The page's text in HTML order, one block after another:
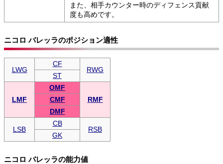
また、相手カウンター時のディフェンス貢献
度も高めです。
ニコロ バレッラのポジション適性
LWG
CF
RWG
ST
LMF
OMF
RMF
CMF
DMF
LSB
CB
RSB
GK
ニコロ バレッラの能力値